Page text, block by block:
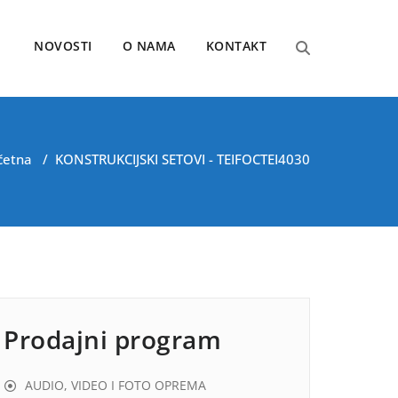
NOVOSTI O NAMA KONTAKT
/ KONSTRUKCIJSKI SETOVI - TEIFOCTEI4030
Prodajni program
AUDIO, VIDEO I FOTO OPREMA